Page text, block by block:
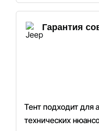
Гарантия
Тент подходит для
технических